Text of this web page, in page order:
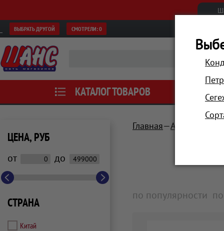
ВЫБРАТЬ ДРУГОЙ СМОТРЕЛИ:0
КАТАЛОГ ТОВАРОВ АКЦИИ
ЦЕНА, РУБ
от до
СТРАНА
Китай
Главная Аксессуары
по популярности